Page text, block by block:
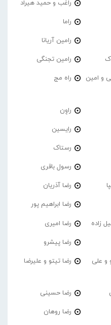
راغب و حمید هیراد
راما
رامین آریانا
رامین تجنگی
و امین
راه مج
راوِن
رایسین
رستاک
رسول باقری
رضا آذریان
رضا ابراهیم پور
زاده رضا امیری
رضا پیشرو
و علی
رضا تیتو و علیرضا
رضا حسینی
رضا روهان